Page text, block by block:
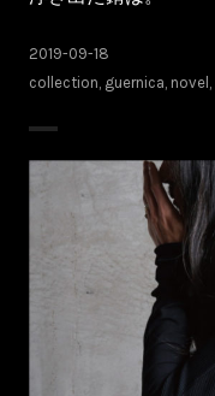
2019-09-18
collection guernica novel